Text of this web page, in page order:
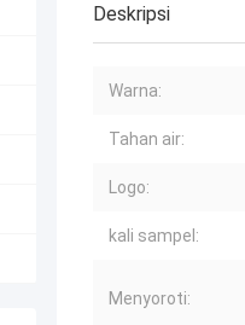
Deskripsi
Warna:
Tahan air:
Logo:
kali sampel:
Menyoroti: